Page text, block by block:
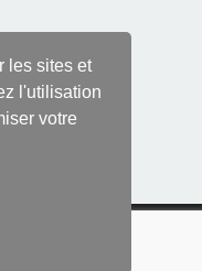
les sites et
l'utilisation
votre